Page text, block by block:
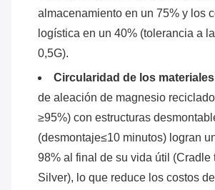
almacenamiento en un 75% y los
logística en un 40% (tolerancia a
0,5G).
Circularidad de los materiales
de aleación de magnesio
≥95%) con estructuras
(desmontaje≤10 minutos) logran
98% al final de su vida útil (Cradle
Silver), lo que reduce los costos